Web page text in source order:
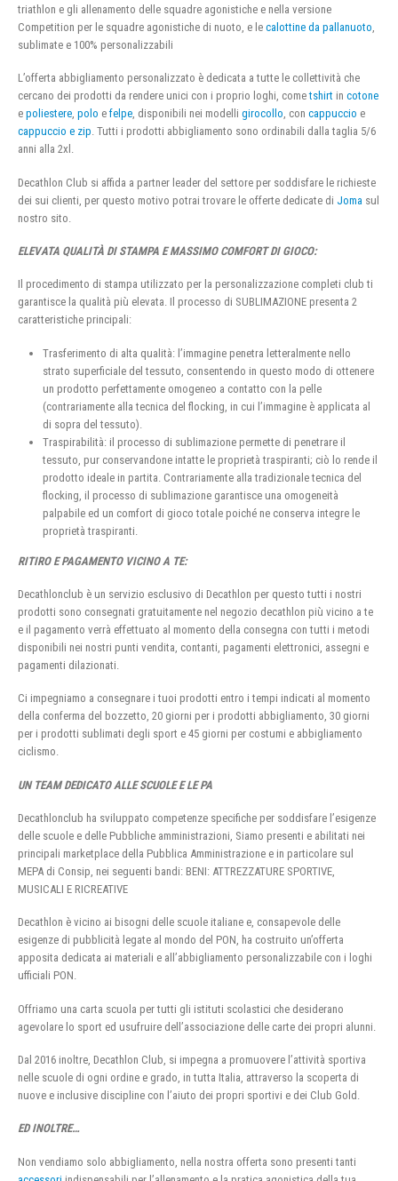
triathlon e gli allenamento delle squadre agonistiche e nella versione
Competition per le squadre agonistiche di nuoto, e le calottine da pallanuoto,
sublimate e 100% personalizzabili
L’offerta abbigliamento personalizzato è dedicata a tutte le collettività che
cercano dei prodotti da rendere unici con i proprio loghi, cometshirt in cotone
e poliestere, polo e felpe, disponibili nei modelli girocollo, con cappuccio e
cappuccio e zip. Tutti i prodotti abbigliamento sono ordinabili dalla taglia 5/6
anni alla 2xl.
Decathlon Club si affida a partner leader del settore per soddisfare le richieste
dei sui clienti, per questo motivo potrai trovare le offerte dedicate di Joma sul
nostro sito.
ELEVATA QUALITÀ DI STAMPA E MASSIMO COMFORT DI GIOCO:
Il procedimento di stampa utilizzato per la personalizzazione completi club ti
garantisce la qualità più elevata. Il processo di SUBLIMAZIONE presenta 2
caratteristiche principali:
Trasferimento di alta qualità: l’immagine penetra letteralmente nello
strato superficiale del tessuto, consentendo in questo modo di ottenere
un prodotto perfettamente omogeneo a contatto con la pelle
(contrariamente alla tecnica del flocking, in cui l’immagine è applicata al
di sopra del tessuto).
Traspirabilità: il processo di sublimazione permette di penetrare il
tessuto, pur conservandone intatte le proprietà traspiranti; ciò lo rende il
prodotto ideale in partita. Contrariamente alla tradizionale tecnica del
flocking, il processo di sublimazione garantisce una omogeneità
palpabile ed un comfort di gioco totale poiché ne conserva integre le
proprietà traspiranti.
RITIRO E PAGAMENTO VICINO A TE:
Decathlonclub è un servizio esclusivo di Decathlon per questo tutti i nostri
prodotti sono consegnati gratuitamente nel negozio decathlon più vicino a te
e il pagamento verrà effettuato al momento della consegna con tutti i metodi
disponibili nei nostri punti vendita, contanti, pagamenti elettronici, assegni e
pagamenti dilazionati.
Ci impegniamo a consegnare i tuoi prodotti entro i tempi indicati al momento
della conferma del bozzetto, 20 giorni per i prodotti abbigliamento, 30 giorni
per i prodotti sublimati degli sport e 45 giorni per costumi e abbigliamento
ciclismo.
UN TEAM DEDICATO ALLE SCUOLE E LE PA
Decathlonclub ha sviluppato competenze specifiche per soddisfare l’esigenze
delle scuole e delle Pubbliche amministrazioni, Siamo presenti e abilitati nei
principali marketplace della Pubblica Amministrazione e in particolare sul
MEPA di Consip, nei seguenti bandi: BENI: ATTREZZATURE SPORTIVE,
MUSICALI E RICREATIVE
Decathlon è vicino ai bisogni delle scuole italiane e, consapevole delle
esigenze di pubblicità legate al mondo del PON, ha costruito un’offerta
apposita dedicata ai materiali e all’abbigliamento personalizzabile con i loghi
ufficiali PON.
Offriamo una carta scuola per tutti gli istituti scolastici che desiderano
agevolare lo sport ed usufruire dell’associazione delle carte dei propri alunni.
Dal 2016 inoltre, Decathlon Club, si impegna a promuovere l’attività sportiva
nelle scuole di ogni ordine e grado, in tutta Italia, attraverso la scoperta di
nuove e inclusive discipline con l’aiuto dei propri sportivi e dei Club Gold.
ED INOLTRE…
Non vendiamo solo abbigliamento, nella nostra offerta sono presenti tanti